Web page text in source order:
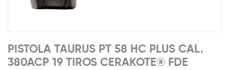
PISTOLA TAURUS PT 58 HC PLUS CAL.
380ACP 19 TIROS CERAKOTE® FDE